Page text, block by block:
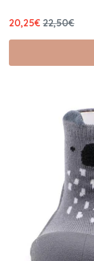
20,25€ 22,50€